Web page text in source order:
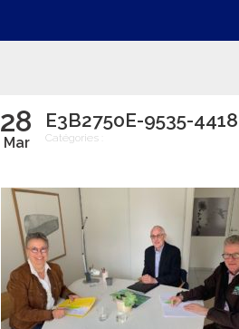
28
Mar
E3B2750E-9535-
Catégories :